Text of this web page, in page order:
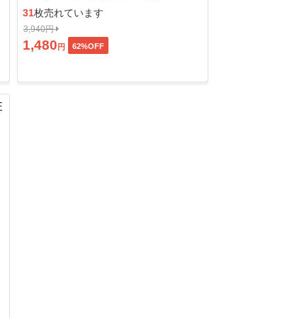
31枚売れています
3,940円
1,480 円 62%OFF